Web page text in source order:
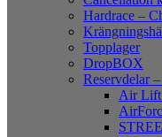
Hardrace –
Topplager
DropBOX
Reservdelar
Air Lift